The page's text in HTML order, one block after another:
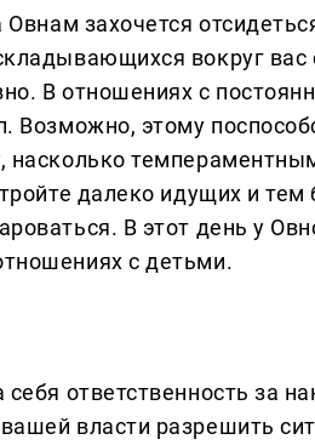
Овнам захочется
вокруг вас
В отношениях с
Возможно, этому
насколько
далеко идущих и
В этот день у
с детьми.
себя ответственность за
власти разрешить